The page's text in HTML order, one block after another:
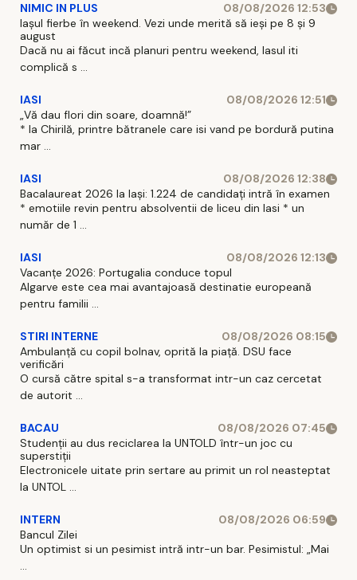
NIMIC IN PLUS
08/08/2026 12:53
Iașul fierbe în weekend. Vezi unde merită să ieși pe 8 și 9
august
Dacă nu ai făcut incă planuri pentru weekend, Iasul iti
complică s ...
IASI
08/08/2026 12:51
„Vă dau flori din soare, doamnă!”
* la Chirilă, printre bătranele care isi vand pe bordură putina
mar ...
IASI
08/08/2026 12:38
Bacalaureat 2026 la Iași: 1.224 de candidați intră în examen
* emotiile revin pentru absolventii de liceu din Iasi * un
număr de 1 ...
IASI
08/08/2026 12:13
Vacanțe 2026: Portugalia conduce topul
Algarve este cea mai avantajoasă destinatie europeană
pentru familii ...
STIRI INTERNE
08/08/2026 08:15
Ambulanță cu copil bolnav, oprită la piață. DSU face
verificări
O cursă către spital s-a transformat intr-un caz cercetat
de autorit ...
BACAU
08/08/2026 07:45
Studenții au dus reciclarea la UNTOLD într-un joc cu
superstiții
Electronicele uitate prin sertare au primit un rol neasteptat
la UNTOL ...
INTERN
08/08/2026 06:59
Bancul Zilei
Un optimist si un pesimist intră intr-un bar. Pesimistul: „Mai
...